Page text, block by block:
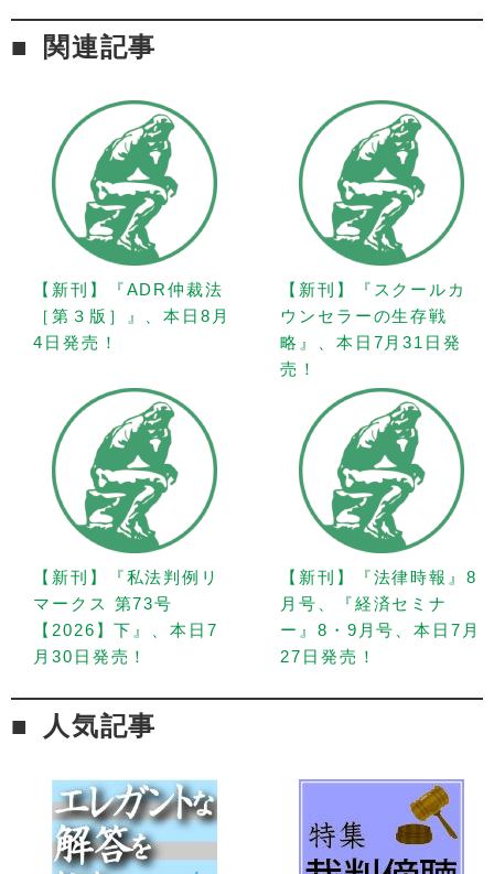
関連記事
【新刊】『ADR仲裁法
［第３版］』、本日8月
4日発売！
【新刊】『スクールカ
ウンセラーの生存戦
略』、本日7月31日発
売！
【新刊】『私法判例リ
マークス 第73号
【2026】下』、本日7
月30日発売！
【新刊】『法律時報』8
月号、『経済セミナ
ー』8・9月号、本日7月
27日発売！
人気記事